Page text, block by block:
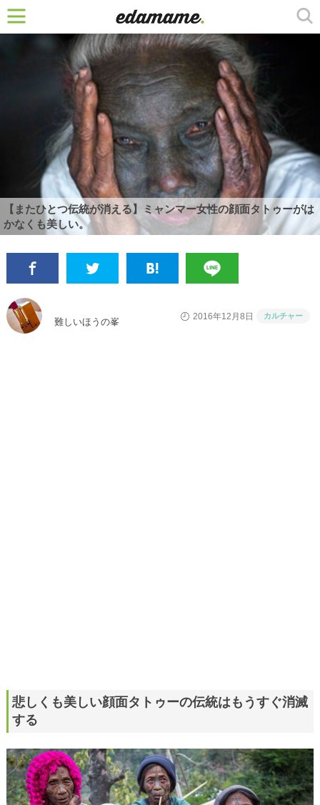
【またひとつ伝統が消える】ミャンマー女性の顔面タトゥーがは
かなくも美しい。
難しいほうの峯
2016年12月8日 カルチャー
悲しくも美しい顔面タトゥーの伝統はもうすぐ消滅
する